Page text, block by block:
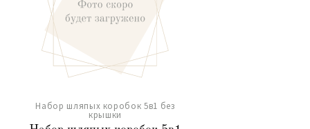
Набор шляпых коробок 5в1 без
крышки